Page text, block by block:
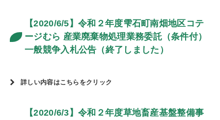
【2020/6/5】令和２年度雫石町南畑地区コテ
ージむら 産業廃棄物処理業務委託（条件付）
一般競争入札公告（終了しました）
詳しい内容はこちらをクリック
【2020/6/3】令和２年度草地畜産基盤整備事